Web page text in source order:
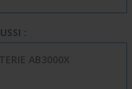
:
AB3000X